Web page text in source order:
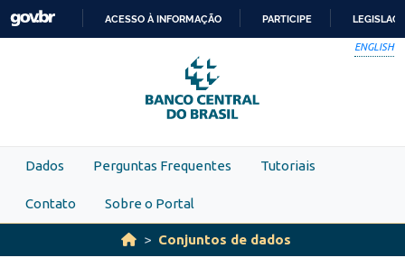
Skip to main content
PARA
O
CONTEÚDO
ACESSO À INFORMAÇÃO PARTICIPE
ENGLISH
Dados Perguntas Frequentes Tutoriais
Contato Sobre o Portal
Conjuntos de dados